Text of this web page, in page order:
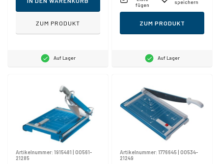
ZUM PRODUKT
Auf Lager
fügen
speichern
ZUM PRODUKT
Auf Lager
Artikelnummer: 1915481
00561-
21285
Artikelnummer: 1776645 00534-
21249